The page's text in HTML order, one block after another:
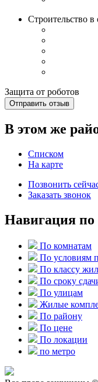
Строительство в
Защита от роботов
Отправить отзыв
В этом же
Списком
На карте
Позвонить
Заказать звонок
Навигация по
По комнатам
По условиям
По классу
По сроку
По улицам
Жилые
По району
По цене
По локации
по метро